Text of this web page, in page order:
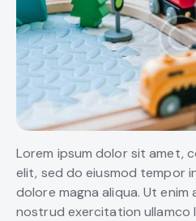
Lorem ipsum dolor sit amet,
elit, sed do eiusmod tempor
dolore magna aliqua. Ut enim
nostrud exercitation ullamco